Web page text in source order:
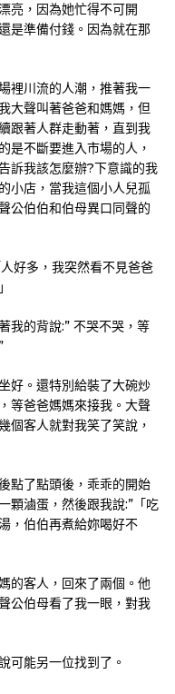
亮，因為她忙得不可開
是準備付錢。因為就在那
裡川流的人潮，推著我一
大聲叫著爸爸和媽媽，但
跟著人群走動著，直到我
是不斷要進入市場的人，
訴我該怎麼辦?下意識的我
小店，當我這個小人兒孤
公伯伯和伯母異口同聲的
好多，我突然看不見爸爸
我的背說:” 不哭不哭，等
好。還特別給裝了大碗炒
等爸爸媽媽來接我。大聲
個客人就對我笑了笑說，
點了點頭後，乖乖的開始
顆滷蛋，然後跟我說:”「吃
，伯伯再煮給妳喝好不
的客人，回來了兩個。他
公伯母看了我一眼，對我
可能另一位找到了。